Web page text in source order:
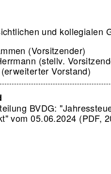
und kollegialen
(Vorsitzender)
(stellv.
Vorstand)
BVDG:
vom 05.06.2024 (PDF,